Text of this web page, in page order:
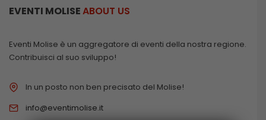
EVENTI MOLISEABOUT US
Eventi Molise è un aggregatore di eventi della nostra regione.
Contribuisci al suo sviluppo!
In un posto non ben precisato del Molise!
info@eventimolise.it